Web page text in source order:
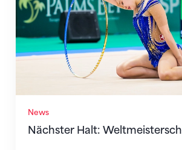
News
Nächster Halt: